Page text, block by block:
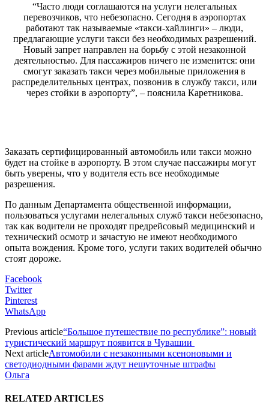
“Часто люди соглашаются на услуги нелегальных
перевозчиков, что небезопасно. Сегодня в аэропортах
работают так называемые «такси-хайлинги» – люди,
предлагающие услуги такси без необходимых разрешений.
Новый запрет направлен на борьбу с этой незаконной
деятельностью. Для пассажиров ничего не изменится: они
смогут заказать такси через мобильные приложения в
распределительных центрах, позвонив в службу такси, или
через стойки в аэропорту”, – пояснила Каретникова.
Заказать сертифицированный автомобиль или такси можно
будет на стойке в аэропорту. В этом случае пассажиры могут
быть уверены, что у водителя есть все необходимые
разрешения.
По данным Департамента общественной информации,
пользоваться услугами нелегальных служб такси небезопасно,
так как водители не проходят предрейсовый медицинский и
технический осмотр и зачастую не имеют необходимого
опыта вождения. Кроме того, услуги таких водителей обычно
стоят дороже.
Facebook
Twitter
Pinterest
WhatsApp
Previous article“Большое путешествие по республике”: новый
туристический маршрут появится в Чувашии
Next articleАвтомобили с незаконными ксеноновыми и
светодиодными фарами ждут нешуточные штрафы
Ольга
RELATED ARTICLES